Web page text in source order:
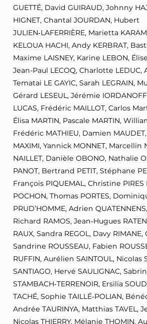
GUETTÉ, David GUIRAUD, Johnny
HIGNET, Chantal JOURDAN, Hubert
JULIEN‑LAFERRIÈRE, Marietta
KELOUA HACHI, Andy KERBRAT,
Maxime LAISNEY, Karine LEBON,
Jean-Paul LECOQ, Charlotte LEDUC,
Tematai LE GAYIC, Sarah LEGRAIN,
Gérard LESEUL, Jérémie
LUCAS, Frédéric MAILLOT, Carlos
Élisa MARTIN, Pascale MARTIN,
Frédéric MATHIEU, Damien
MAXIMI, Yannick MONNET, Marcellin
NAILLET, Danièle OBONO, Nathalie
PANOT, Bertrand PETIT, Stéphane
François PIQUEMAL, Christine PIRES
POCHON, Thomas PORTES,
PRUD’HOMME, Adrien
Richard RAMOS, Jean‑Hugues
RAUX, Sandra REGOL, Davy RIMANE,
Sandrine ROUSSEAU, Fabien
RUFFIN, Aurélien SAINTOUL, Nicolas
SANTIAGO, Hervé SAULIGNAC,
STAMBACH‑TERRENOIR, Ersilia
TACHÉ, Sophie TAILLÉ‑POLIAN,
Andrée TAURINYA, Matthias TAVEL,
Nicolas THIERRY, Mélanie THOMIN,